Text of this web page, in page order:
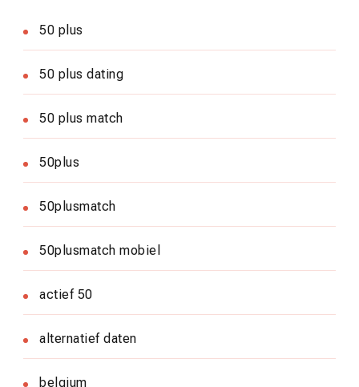
50 plus
50 plus dating
50 plus match
50plus
50plusmatch
50plusmatch mobiel
actief 50
alternatief daten
belgium